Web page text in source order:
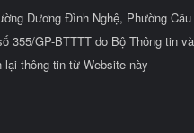
Dương Đình Nghệ, Phường
355/GP-BTTTT do Bộ Thông tin
lại thông tin từ Website này